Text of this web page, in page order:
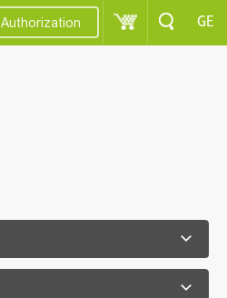
Authorization GE